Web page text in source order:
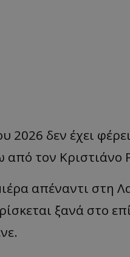
2026 δεν έχει
από τον Κριστιάνο
απέναντι στη
ξανά στο